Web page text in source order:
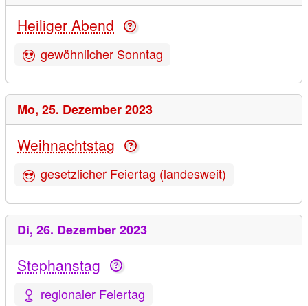
Heiliger Abend
gewöhnlicher Sonntag
Mo, 25. Dezember 2023
Weihnachtstag
gesetzlicher Feiertag (landesweit)
Di, 26. Dezember 2023
Stephanstag
regionaler Feiertag